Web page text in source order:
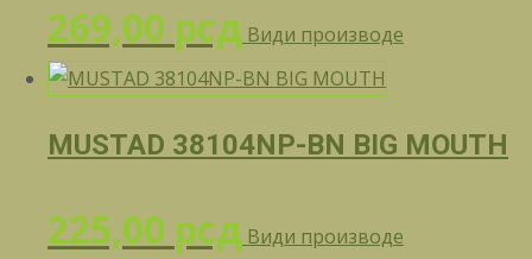
269,00 рсд Види производе
MUSTAD 38104NP-BN BIG MOUTH
225,00 рсд Види производе